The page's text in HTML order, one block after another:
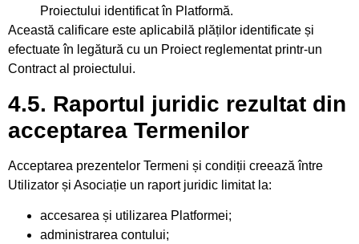
Proiectului identificat în Platformă.
Această calificare este aplicabilă plăților identificate și
efectuate în legătură cu un Proiect reglementat printr-un
Contract al proiectului.
4.5. Raportul juridic rezultat din
acceptarea Termenilor
Acceptarea prezentelor Termeni și condiții creează între
Utilizator și Asociație un raport juridic limitat la:
accesarea și utilizarea Platformei;
administrarea contului;